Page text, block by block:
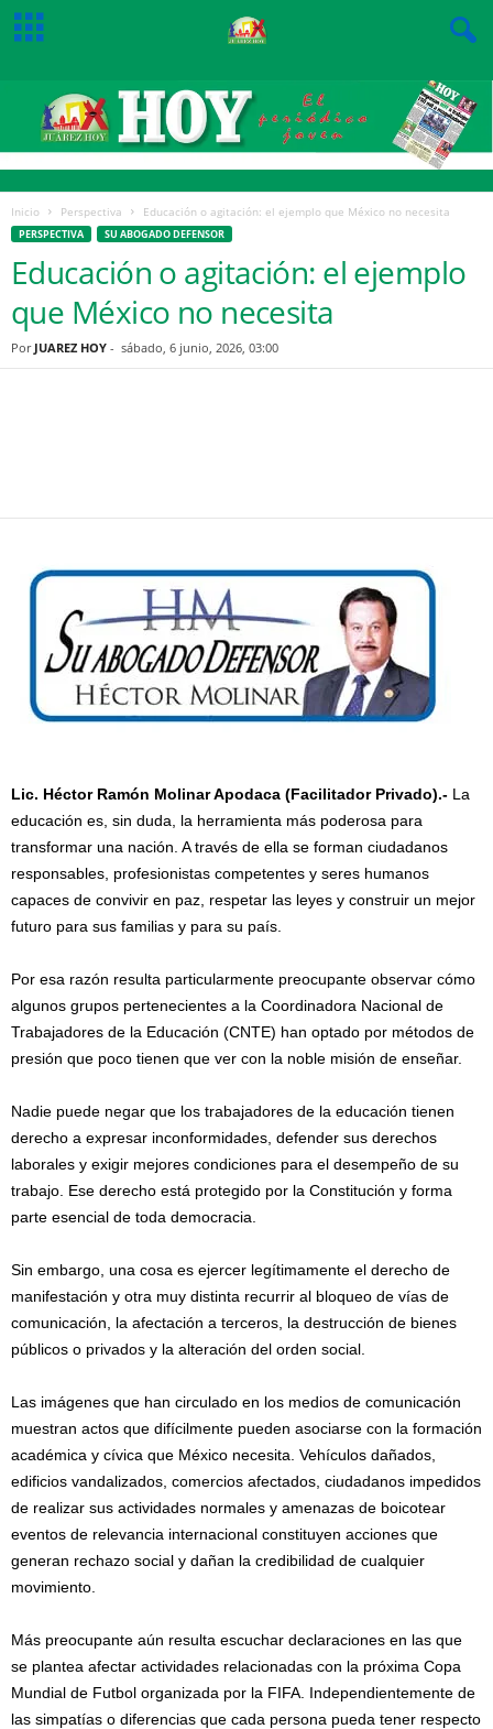
Inicio Perspectiva Educación o agitación: el ejemplo que México no necesita
PERSPECTIVA SU ABOGADO DEFENSOR
Educación o agitación: el ejemplo
que México no necesita
Por JUAREZ HOY - sábado, 6 junio, 2026, 03:00
Lic. Héctor Ramón Molinar Apodaca (Facilitador Privado).- La
educación es, sin duda, la herramienta más poderosa para
transformar una nación. A través de ella se forman ciudadanos
responsables, profesionistas competentes y seres humanos
capaces de convivir en paz, respetar las leyes y construir un mejor
futuro para sus familias y para su país.
Por esa razón resulta particularmente preocupante observar cómo
algunos grupos pertenecientes a la Coordinadora Nacional de
Trabajadores de la Educación (CNTE) han optado por métodos de
presión que poco tienen que ver con la noble misión de enseñar.
Nadie puede negar que los trabajadores de la educación tienen
derecho a expresar inconformidades, defender sus derechos
laborales y exigir mejores condiciones para el desempeño de su
trabajo. Ese derecho está protegido por la Constitución y forma
parte esencial de toda democracia.
Sin embargo, una cosa es ejercer legítimamente el derecho de
manifestación y otra muy distinta recurrir al bloqueo de vías de
comunicación, la afectación a terceros, la destrucción de bienes
públicos o privados y la alteración del orden social.
Las imágenes que han circulado en los medios de comunicación
muestran actos que difícilmente pueden asociarse con la formación
académica y cívica que México necesita. Vehículos dañados,
edificios vandalizados, comercios afectados, ciudadanos impedidos
de realizar sus actividades normales y amenazas de boicotear
eventos de relevancia internacional constituyen acciones que
generan rechazo social y dañan la credibilidad de cualquier
movimiento.
Más preocupante aún resulta escuchar declaraciones en las que
se plantea afectar actividades relacionadas con la próxima Copa
Mundial de Futbol organizada por la FIFA. Independientemente de
las simpatías o diferencias que cada persona pueda tener respecto